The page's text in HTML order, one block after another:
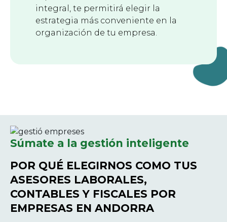
integral, te permitirá elegir la
estrategia más conveniente en la
organización de tu empresa.
Súmate a la gestión inteligente
POR QUÉ ELEGIRNOS COMO TUS
ASESORES LABORALES,
CONTABLES Y FISCALES POR
EMPRESAS EN ANDORRA